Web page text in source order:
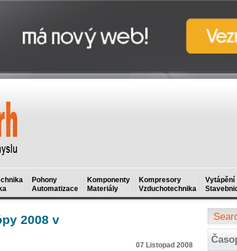
Pohony
Automatizace
Komponenty
Materiály
Kompresory
Vzduchotechnika
Vytápění
2008 v
07 Listopad 2008